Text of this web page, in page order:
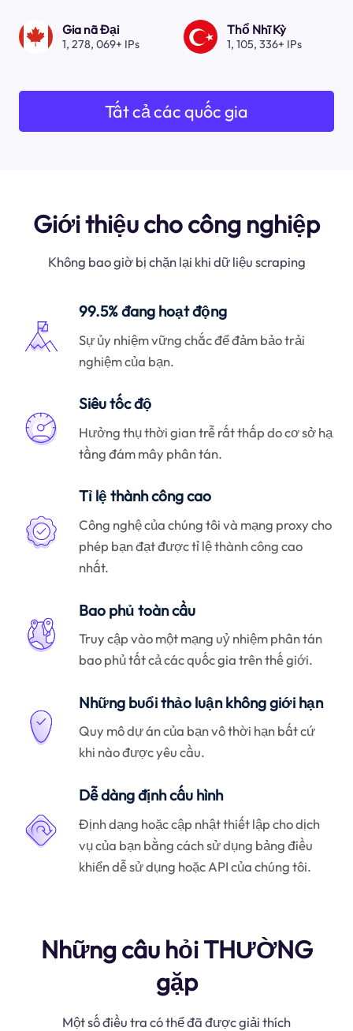
Gia nã Đại
1, 278, 069+ IPs
Thổ Nhĩ Kỳ
1, 105, 336+ IPs
Tất cả các quốc gia
Giới thiệu cho công nghiệp
Không bao giờ bị chặn lại khi dữ liệu scraping
99.5% đang hoạt động
Sự ủy nhiệm vững chắc để đảm bảo trải
nghiệm của bạn.
Siêu tốc độ
Hưởng thụ thời gian trễ rất thấp do cơ sở hạ
tầng đám mây phân tán.
Tỉ lệ thành công cao
Công nghệ của chúng tôi và mạng proxy cho
phép bạn đạt được tỉ lệ thành công cao
nhất.
Bao phủ toàn cầu
Truy cập vào một mạng uỷ nhiệm phân tán
bao phủ tất cả các quốc gia trên thế giới.
Những buổi thảo luận không giới hạn
Quy mô dự án của bạn vô thời hạn bất cứ
khi nào được yêu cầu.
Dễ dàng định cấu hình
Định dạng hoặc cập nhật thiết lập cho dịch
vụ của bạn bằng cách sử dụng bảng điều
khiển dễ sử dụng hoặc API của chúng tôi.
Những câu hỏi THƯỜNG
gặp
Một số điều tra có thể đã được giải thích